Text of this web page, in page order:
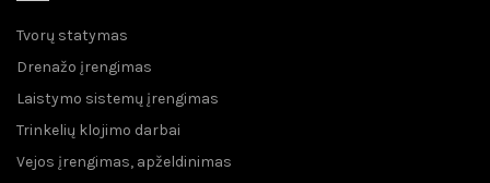
Tvorų statymas
Drenažo įrengimas
Laistymo sistemų įrengimas
Trinkelių klojimo darbai
Vejos įrengimas, apželdinimas